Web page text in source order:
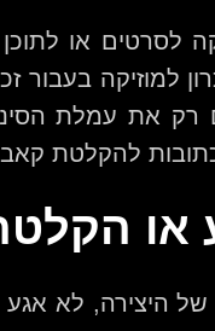
לסרטים או
למוזיקה בעבור
את עמלת
להקלטת
או
היצירה, לא